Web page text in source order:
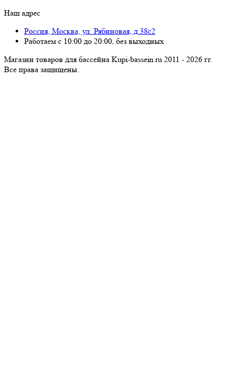
Наш адрес
Россия, Москва, ул. Рябиновая, д.38с2
Работаем с 10:00 до 20:00, без выходных
Магазин товаров для бассейна Kupi-bassein.ru 2011 - 2026 гг.
Все пра­ва за­щи­ще­ны.